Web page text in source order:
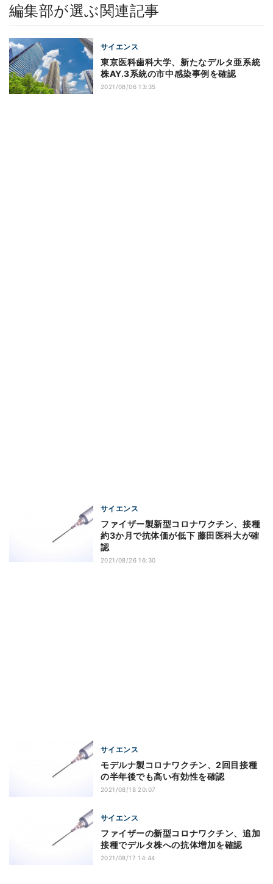
編集部が選ぶ関連記事
サイエンス
東京医科歯科大学、新たなデルタ亜系統
株AY.3系統の市中感染事例を確認
2021/08/06 13:35
サイエンス
ファイザー製新型コロナワクチン、接種
約3か月で抗体価が低下 藤田医科大が確
認
2021/08/26 16:30
サイエンス
モデルナ製コロナワクチン、2回目接種
の半年後でも高い有効性を確認
2021/08/18 20:07
サイエンス
ファイザーの新型コロナワクチン、追加
接種でデルタ株への抗体増加を確認
2021/08/17 14:44